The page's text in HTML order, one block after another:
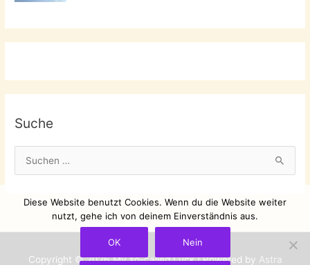
Suche
u
Copyright © 2026My so-called Luck| Powered by Astra
Diese Website benutzt Cookies. Wenn du die Website weiter
nutzt, gehe ich von deinem Einverständnis aus.
OK Nein